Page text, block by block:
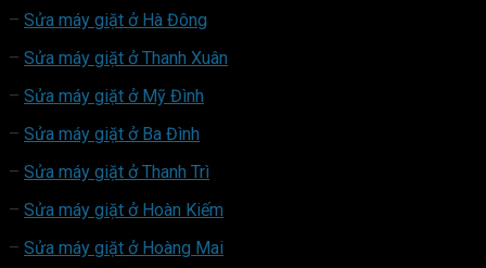
– Sửa máy giặt ở Hà Đông
– Sửa máy giặt ở Thanh Xuân
– Sửa máy giặt ở Mỹ Đình
– Sửa máy giặt ở Ba Đình
– Sửa máy giặt ở Thanh Trì
– Sửa máy giặt ở Hoàn Kiếm
– Sửa máy giặt ở Hoàng Mai